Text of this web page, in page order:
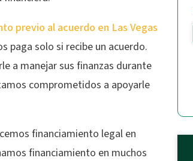
previo al acuerdo en Las Vegas
paga solo si recibe un acuerdo.
a manejar sus finanzas durante
comprometidos a apoyarle
financiamiento legal en
financiamiento en muchos